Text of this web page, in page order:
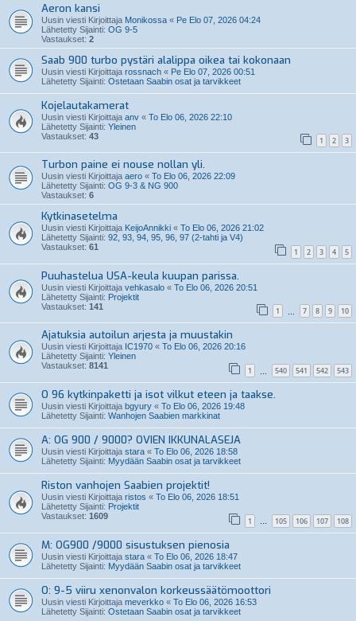
Aeron kansi
Uusin viesti Kirjoittaja Monikossa « Pe Elo 07, 2026 04:24
Lähetetty Sijainti: OG 9-5
Vastaukset: 2
Saab 900 turbo pystäri alalippa oikea tai kokonaan
Uusin viesti Kirjoittaja rossnach « Pe Elo 07, 2026 00:51
Lähetetty Sijainti: Ostetaan Saabin osat ja tarvikkeet
Kojelautakamerat
Uusin viesti Kirjoittaja anv « To Elo 06, 2026 22:10
Lähetetty Sijainti: Yleinen
Vastaukset: 43 1 2 3
Turbon paine ei nouse nollan yli.
Uusin viesti Kirjoittaja aero « To Elo 06, 2026 22:09
Lähetetty Sijainti: OG 9-3 & NG 900
Vastaukset: 6
Kytkinasetelma
Uusin viesti Kirjoittaja KeijoAnnikki « To Elo 06, 2026 21:02
Lähetetty Sijainti: 92, 93, 94, 95, 96, 97 (2-tahti ja V4)
Vastaukset: 61 1 2 3 4 5
Puuhastelua USA-keula kuupan parissa.
Uusin viesti Kirjoittaja vehkasalo « To Elo 06, 2026 20:51
Lähetetty Sijainti: Projektit
Vastaukset: 141 1 7 8 9 10
Ajatuksia autoilun arjesta ja muustakin
Uusin viesti Kirjoittaja IC1970 « To Elo 06, 2026 20:16
Lähetetty Sijainti: Yleinen
Vastaukset: 8141 1 540 541 542 543
O 96 kytkinpaketti ja isot vilkut eteen ja taakse.
Uusin viesti Kirjoittaja bgyury « To Elo 06, 2026 19:48
Lähetetty Sijainti: Wanhojen Saabien markkinat
A: OG 900 / 9000? OVIEN IKKUNALASEJA
Uusin viesti Kirjoittaja stara « To Elo 06, 2026 18:58
Lähetetty Sijainti: Myydään Saabin osat ja tarvikkeet
Riston vanhojen Saabien projektit!
Uusin viesti Kirjoittaja ristos « To Elo 06, 2026 18:51
Lähetetty Sijainti: Projektit
Vastaukset: 1609 1 … 105 106 107 108
M: OG900 /9000 sisustuksen pienosia
Uusin viesti Kirjoittaja stara « To Elo 06, 2026 18:47
Lähetetty Sijainti: Myydään Saabin osat ja tarvikkeet
O: 9-5 viiru xenonvalon korkeussäätömoottori
Uusin viesti Kirjoittaja meverkko « To Elo 06, 2026 16:53
Lähetetty Sijainti: Ostetaan Saabin osat ja tarvikkeet